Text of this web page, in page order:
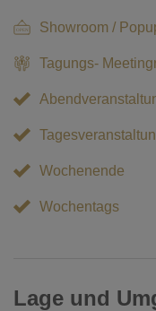
Showroom /
Tagungs-
Wochenende
Wochentags
Lage und